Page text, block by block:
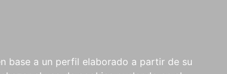
base a un perfil elaborado a partir de su
NOTICIAS
COMPRAS
INSTITUCIONALES